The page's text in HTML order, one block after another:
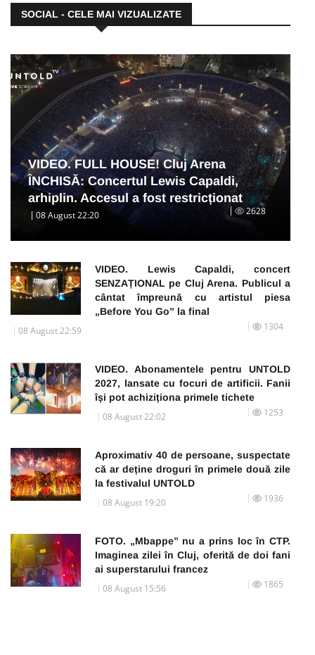
SOCIAL - CELE MAI VIZUALIZATE
VIDEO. FULL HOUSE! Cluj Arena
ÎNCHISĂ: Concertul Lewis Capaldi,
arhiplin. Accesul a fost restricționat
08 August 22:20 2628
VIDEO. Lewis Capaldi, concert
SENZAȚIONAL pe Cluj Arena. Publicul a
cântat împreună cu artistul piesa
„Before You Go” la final
08 August 22:59 1304
VIDEO. Abonamentele pentru UNTOLD
2027, lansate cu focuri de artificii. Fanii
își pot achiziționa primele tichete
08 August 22:02 1253
Aproximativ 40 de persoane, suspectate
că ar deține droguri în primele două zile
la festivalul UNTOLD
08 August 19:20 1936
FOTO. „Mbappe” nu a prins loc în CTP.
Imaginea zilei în Cluj, oferită de doi fani
ai superstarului francez
08 August 15:56 1865